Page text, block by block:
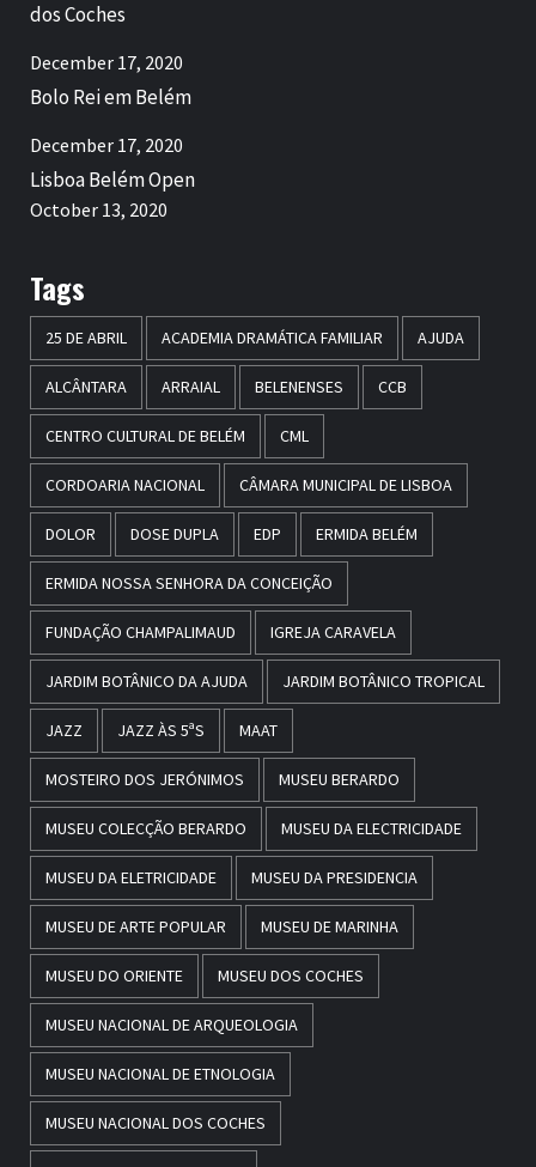
dos Coches
December 17, 2020
Bolo Rei em Belém
December 17, 2020
Lisboa Belém Open
October 13, 2020
Tags
25 DE ABRIL ACADEMIA DRAMÁTICA FAMILIAR AJUDA
ALCÂNTARA ARRAIAL BELENENSES CCB
CENTRO CULTURAL DE BELÉM CML
CORDOARIA NACIONAL CÂMARA MUNICIPAL DE LISBOA
DOLOR DOSE DUPLA EDP ERMIDA BELÉM
ERMIDA NOSSA SENHORA DA CONCEIÇÃO
FUNDAÇÃO CHAMPALIMAUD IGREJA CARAVELA
JARDIM BOTÂNICO DA AJUDA JARDIM BOTÂNICO TROPICAL
JAZZ JAZZ ÀS 5ªS MAAT
MOSTEIRO DOS JERÓNIMOS MUSEU BERARDO
MUSEU COLECÇÃO BERARDO MUSEU DA ELECTRICIDADE
MUSEU DA ELETRICIDADE MUSEU DA PRESIDENCIA
MUSEU DE ARTE POPULAR MUSEU DE MARINHA
MUSEU DO ORIENTE MUSEU DOS COCHES
MUSEU NACIONAL DE ARQUEOLOGIA
MUSEU NACIONAL DE ETNOLOGIA
MUSEU NACIONAL DOS COCHES